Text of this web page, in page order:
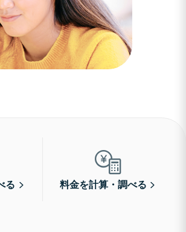
る 料金を計算・調べる